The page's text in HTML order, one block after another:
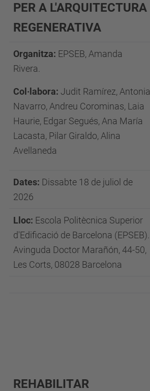
PER A L'ARQUITECTURA
REGENERATIVA
Organitza: EPSEB, Amanda
Rivera.
Col·labora: Judit Ramírez, Antonia
Navarro, Andreu Corominas, Laia
Haurie, Edgar Segués, Ana María
Lacasta, Pilar Giraldo, Alina
Avellaneda
Dates: Dissabte 18 de juliol de
2026
Lloc: Escola Politècnica Superior
d'Edificació de Barcelona (EPSEB).
Avinguda Doctor Marañón, 44-50,
Les Corts, 08028 Barcelona
REHABILITAR